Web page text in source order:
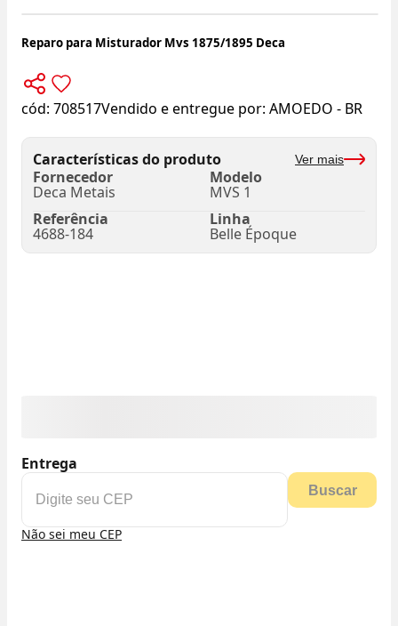
Reparo para Misturador Mvs 1875/1895 Deca
cód: 708517Vendido e entregue por: AMOEDO - BR
Características do produto Ver mais
Fornecedor
Deca Metais
Modelo
MVS 1
Referência
4688-184
Linha
Belle Époque
Entrega
Buscar
Não sei meu CEP